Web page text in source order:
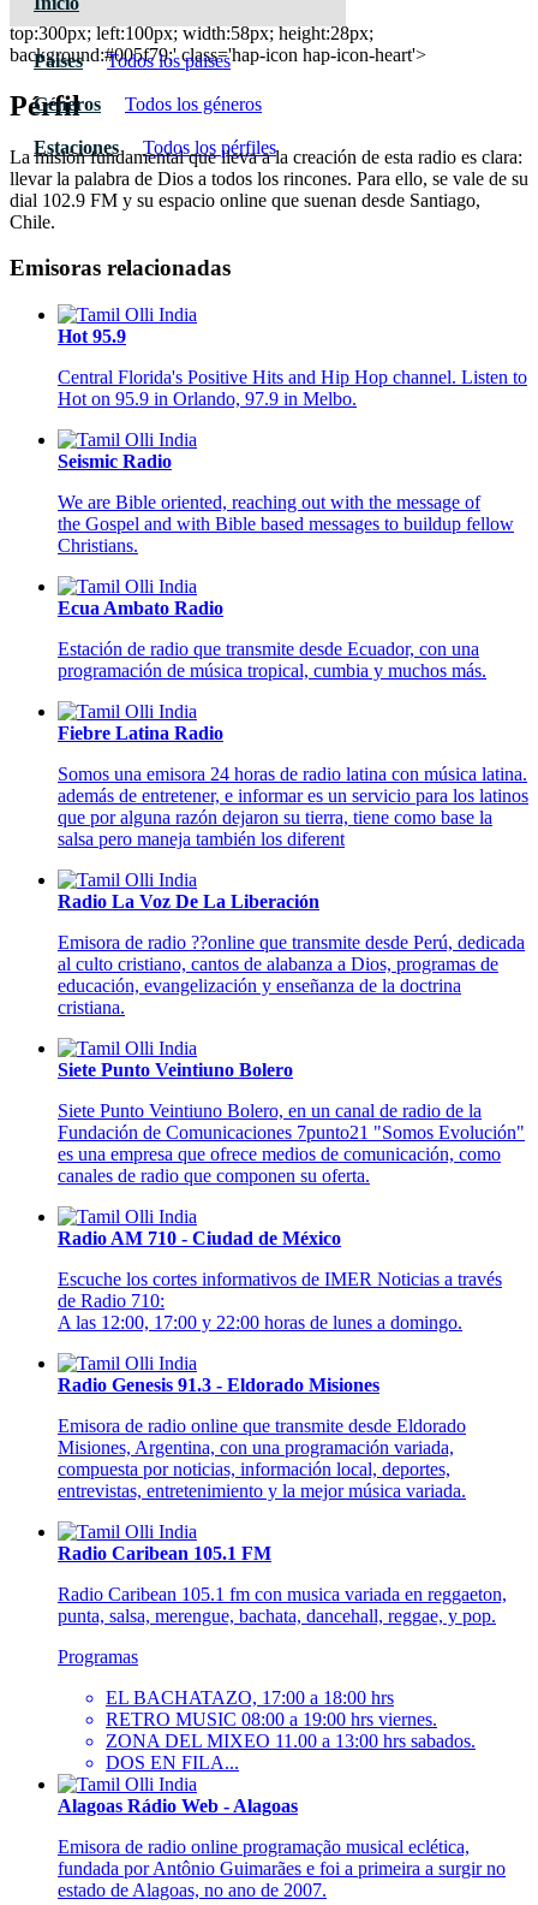
Paises Todos los paises
Géneros Todos los géneros
Estaciones Todos los pérfiles
Radio Ultima Esperanza 102.9 FM
top:300px; left:100px; width:58px; height:28px;
background:#005f79;' class='hap-icon hap-icon-heart'>
Pérfil
La misión fundamental que lleva a la creación de esta radio es clara:
llevar la palabra de Dios a todos los rincones. Para ello, se vale de su
dial 102.9 FM y su espacio online que suenan desde Santiago,
Chile.
Emisoras relacionadas
Hot 95.9
Central Florida's Positive Hits and Hip Hop channel. Listen to
Hot on 95.9 in Orlando, 97.9 in Melbo.
Seismic Radio
We are Bible oriented, reaching out with the message of
the Gospel and with Bible based messages to buildup fellow
Christians.
Ecua Ambato Radio
Estación de radio que transmite desde Ecuador, con una
programación de música tropical, cumbia y muchos más.
Fiebre Latina Radio
Somos una emisora 24 horas de radio latina con música latina.
además de entretener, e informar es un servicio para los latinos
que por alguna razón dejaron su tierra, tiene como base la
salsa pero maneja también los diferent
Radio La Voz De La Liberación
Emisora de radio ??online que transmite desde Perú, dedicada
al culto cristiano, cantos de alabanza a Dios, programas de
educación, evangelización y enseñanza de la doctrina
cristiana.
Siete Punto Veintiuno Bolero
Siete Punto Veintiuno Bolero, en un canal de radio de la
Fundación de Comunicaciones 7punto21 "Somos Evolución"
es una empresa que ofrece medios de comunicación, como
canales de radio que componen su oferta.
Radio AM 710 - Ciudad de México
Escuche los cortes informativos de IMER Noticias a través
de Radio 710:
A las 12:00, 17:00 y 22:00 horas de lunes a domingo.
Radio Genesis 91.3 - Eldorado Misiones
Emisora de radio online que transmite desde Eldorado
Misiones, Argentina, con una programación variada,
compuesta por noticias, información local, deportes,
entrevistas, entretenimiento y la mejor música variada.
Radio Caribean 105.1 FM
Radio Caribean 105.1 fm con musica variada en reggaeton,
punta, salsa, merengue, bachata, dancehall, reggae, y pop.
Programas
EL BACHATAZO, 17:00 a 18:00 hrs
RETRO MUSIC 08:00 a 19:00 hrs viernes.
ZONA DEL MIXEO 11.00 a 13:00 hrs sabados.
DOS EN FILA...
Alagoas Rádio Web - Alagoas
Emisora de radio online programação musical eclética,
fundada por Antônio Guimarães e foi a primeira a surgir no
estado de Alagoas, no ano de 2007.